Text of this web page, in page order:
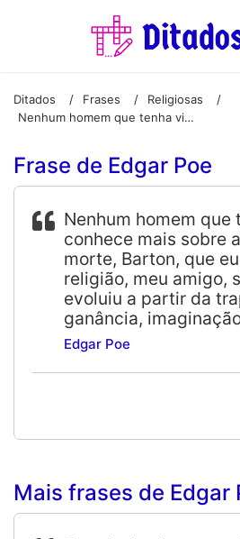
Ditados / Frases / Religiosas
/
Nenhum homem que tenha vivido conhece mais sobre a vida após a morte, Barton, que eu ou você; e toda religião, meu amigo, simplesmente evoluiu a partir da trapaça, medo, ganância, imaginação e poesia
Frase de Edgar Poe
Nenhum homem que
conhece mais sobre
morte, Barton, que
religião, meu amigo,
evoluiu a partir da
ganância,
Edgar Poe
Mais frases de Edgar